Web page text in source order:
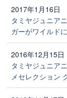
2017年1月16日
タミヤジュニア
ガーがワイルド
2016年12月15日
タミヤジュニア
メセレクション